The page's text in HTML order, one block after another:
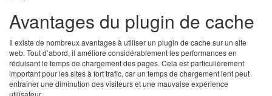
Avantages du plugin de cache
Il existe de nombreux avantages à utiliser un plugin de cache sur un site
web. Tout d’abord, il améliore considérablement les performances en
réduisant le temps de chargement des pages. Cela est particulièrement
important pour les sites à fort trafic, car un temps de chargement lent peut
entraîner une diminution des visiteurs et une mauvaise expérience